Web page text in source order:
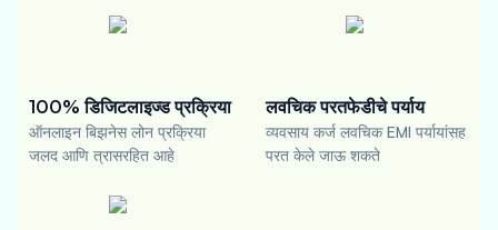
100% डिजिटलाइज्ड प्रक्रिया
ऑनलाइन बिझनेस लोन प्रक्रिया
जलद आणि त्रासरहित आहे
लवचिक परतफेडीचे पर्याय
व्यवसाय कर्ज लवचिक EMI पर्यायांसह
परत केले जाऊ शकते